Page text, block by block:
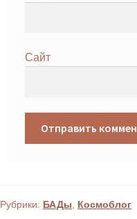
Сайт
Рубрики: БАДы Космoблог